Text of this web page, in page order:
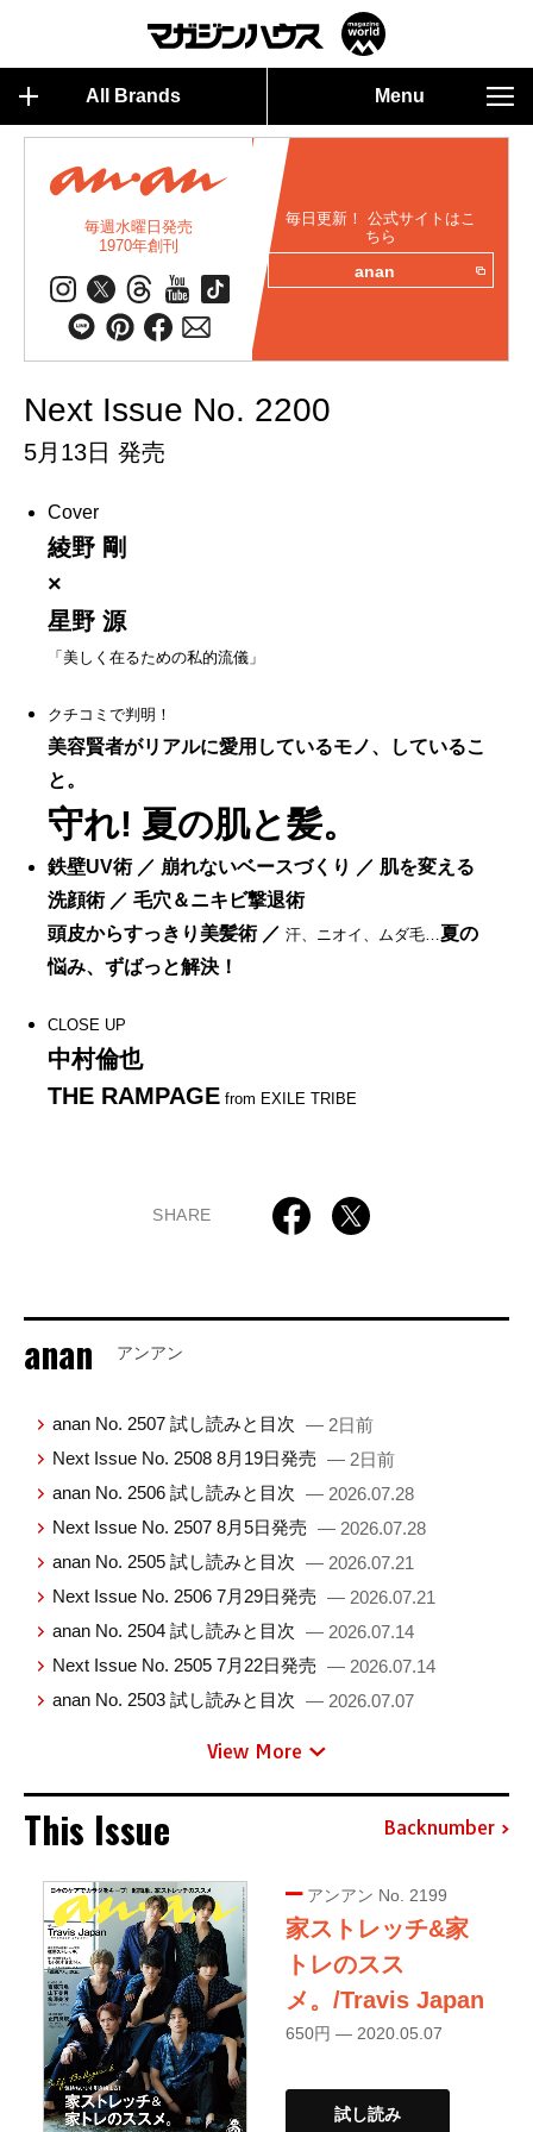
All Brands Menu
毎週水曜日発売
1970年創刊
毎日更新！ 公式サイトはこ
ちら
anan
Next Issue No. 2200
5月13日 発売
Cover
綾野 剛
×
星野 源
「美しく在るための私的流儀」
クチコミで判明！
美容賢者がリアルに愛用しているモノ、しているこ
と。
守れ! 夏の肌と髪。
鉄壁UV術 ／ 崩れないベースづくり ／ 肌を変える
洗顔術 ／ 毛穴＆ニキビ撃退術
頭皮からすっきり美髪術 ／ 汗、ニオイ、ムダ毛… 夏の
悩み、ずばっと解決！
CLOSE UP
中村倫也
THE RAMPAGE from EXILE TRIBE
SHARE
anan アンアン
anan No. 2507 試し読みと目次 — 2日前
Next Issue No. 2508 8月19日発売 — 2日前
anan No. 2506 試し読みと目次 — 2026.07.28
Next Issue No. 2507 8月5日発売 — 2026.07.28
anan No. 2505 試し読みと目次 — 2026.07.21
Next Issue No. 2506 7月29日発売 — 2026.07.21
anan No. 2504 試し読みと目次 — 2026.07.14
Next Issue No. 2505 7月22日発売 — 2026.07.14
anan No. 2503 試し読みと目次 — 2026.07.07
View More
This Issue Backnumber
アンアン No. 2199
家ストレッチ&家
トレのスス
メ。/Travis Japan
650円 — 2020.05.07
試し読み